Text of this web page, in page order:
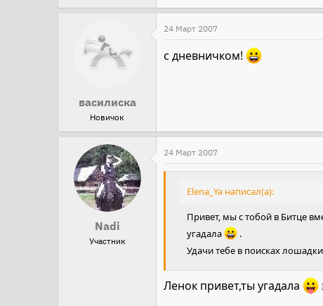
василиска
Новичок
24 Март 2007
с дневничком!
Nadi
Участник
24 Март 2007
Elena_Ya написал(а):
Привет, мы с тобой в Битце
угадала
.
Удачи тебе в поисках
Ленок привет,ты угадала